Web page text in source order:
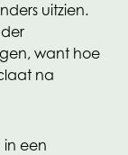
uitzien.
want hoe
na
een